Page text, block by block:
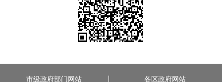
20260728-丰台新闻
20260724-丰台新闻
市级政府部门网站 各区政府网站